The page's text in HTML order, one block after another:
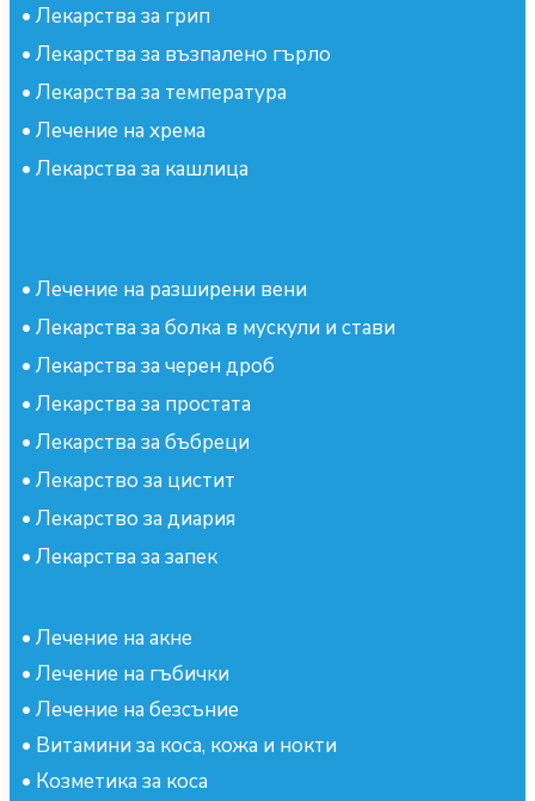
• Лекарства за грип
• Лекарства за възпалено гърло
• Лекарства за температура
• Лечение на хрема
• Лекарства за кашлица
• Лечение на разширени вени
• Лекарства за болка в мускули и стави
• Лекарства за черен дроб
• Лекарства за простата
• Лекарства за бъбреци
• Лекарство за цистит
• Лекарство за диария
• Лекарства за запек
• Лечение на акне
• Лечение на гъбички
• Лечение на безсъние
• Витамини за коса, кожа и нокти
• Козметика за коса